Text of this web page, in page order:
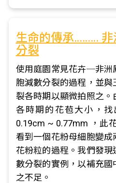
生命的傳承……… 非
分裂
使用庭園常見花卉─非洲
胞減數分裂的過程，並
裂各時期以顯微拍照之
各時期的花苞大小，
0.19cm ~ 0.77mm ，此
看到一個花粉母細胞變成
花粉粒的過程。我們發
數分裂的實例，以補充國
之不足。